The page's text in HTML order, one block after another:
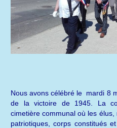
Nous avons célébré le mardi 8
de la victoire de 1945. La
cimetière communal où les
patriotiques, corps constitués